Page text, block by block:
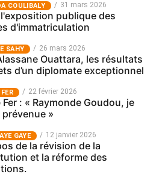
COULIBALY 31 mars 2026
publique des
d'immatriculation
SAHY 26 mars 2026
Ouattara, les résultats
d’un diplomate exceptionnel
22 février 2026
Fer : « Raymonde Goudou, je
prévenue »
GAYE 12 janvier 2026
de la révision de la
et la réforme des